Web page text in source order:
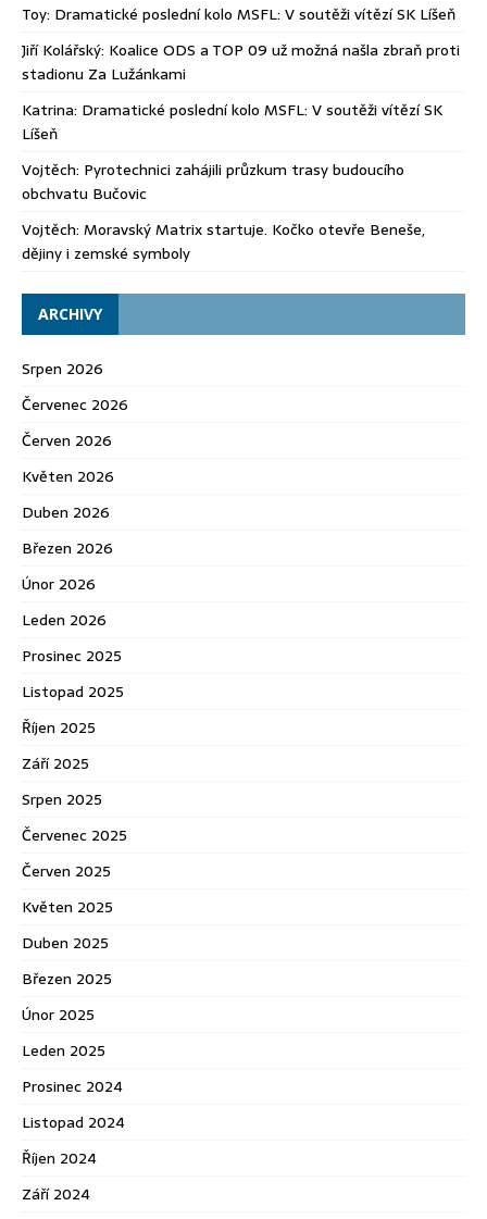
Toy: Dramatické poslední kolo MSFL: V soutěži vítězí SK Líšeň
Jiří Kolářský: Koalice ODS a TOP 09 už možná našla zbraň proti
stadionu Za Lužánkami
Katrina: Dramatické poslední kolo MSFL: V soutěži vítězí SK
Líšeň
Vojtěch: Pyrotechnici zahájili průzkum trasy budoucího
obchvatu Bučovic
Vojtěch: Moravský Matrix startuje. Kočko otevře Beneše,
dějiny i zemské symboly
ARCHIVY
Srpen 2026
Červenec 2026
Červen 2026
Květen 2026
Duben 2026
Březen 2026
Únor 2026
Leden 2026
Prosinec 2025
Listopad 2025
Říjen 2025
Září 2025
Srpen 2025
Červenec 2025
Červen 2025
Květen 2025
Duben 2025
Březen 2025
Únor 2025
Leden 2025
Prosinec 2024
Listopad 2024
Říjen 2024
Září 2024